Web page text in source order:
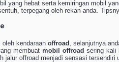
yang hebat serta kemiringan mobil
terpegang oleh rekan anda.
oleh kendaraan offroad , selanjutnya
membuat mobil offroad sering kali
jalur offroad menjadi sensasi tersendiri